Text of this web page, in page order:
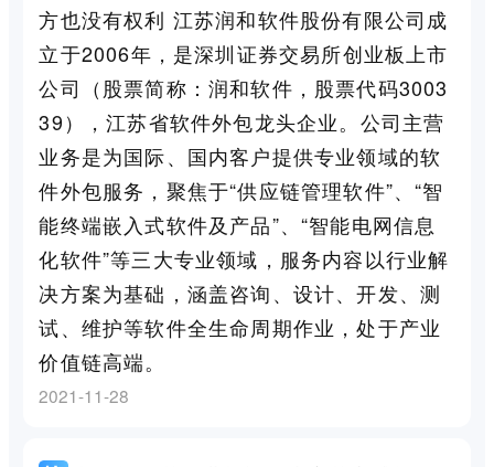
方也没有权利 江苏润和软件股份有限公司成
立于2006年，是深圳证券交易所创业板上市
公司（股票简称：润和软件，股票代码3003
39），江苏省软件外包龙头企业。公司主营
业务是为国际、国内客户提供专业领域的软
件外包服务，聚焦于“供应链管理软件”、“智
能终端嵌入式软件及产品”、“智能电网信息
化软件”等三大专业领域，服务内容以行业解
决方案为基础，涵盖咨询、设计、开发、测
试、维护等软件全生命周期作业，处于产业
价值链高端。
2021-11-28